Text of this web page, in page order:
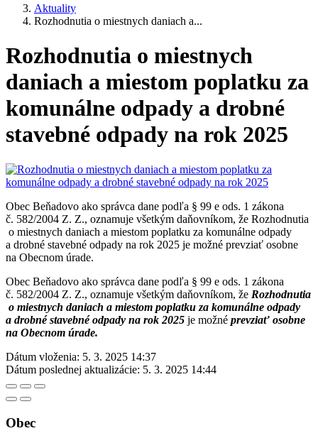
Aktuality
Rozhodnutia o miestnych daniach a...
Rozhodnutia o miestnych
daniach a miestom poplatku za
komunálne odpady a drobné
stavebné odpady na rok 2025
Obec Beňadovo ako správca dane podľa § 99 e ods. 1 zákona
č. 582/2004 Z. Z., oznamuje všetkým daňovníkom, že Rozhodnutia
o miestnych daniach a miestom poplatku za komunálne odpady
a drobné stavebné odpady na rok 2025 je možné prevziať osobne
na Obecnom úrade.
Obec Beňadovo ako správca dane podľa § 99 e ods. 1 zákona
č. 582/2004 Z. Z., oznamuje všetkým daňovníkom, že Rozhodnutia
o miestnych daniach a miestom poplatku za komunálne odpady
a drobné stavebné odpady na rok 2025 je možné prevziať osobne
na Obecnom úrade.
Dátum vloženia: 5. 3. 2025 14:37
Dátum poslednej aktualizácie: 5. 3. 2025 14:44
Obec